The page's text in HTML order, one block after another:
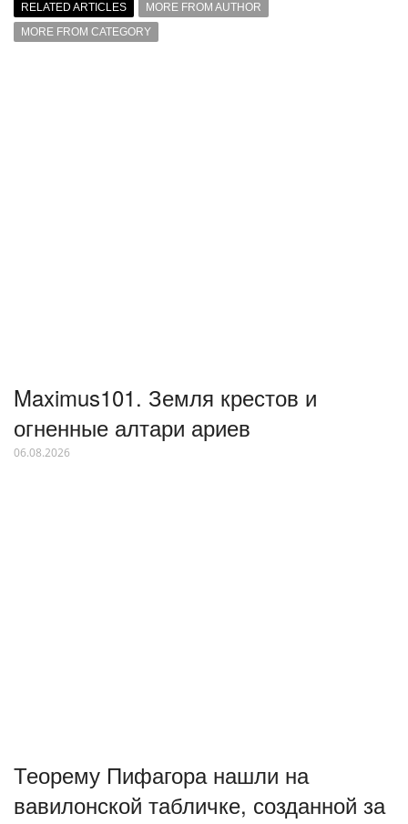
RELATED ARTICLES
MORE FROM AUTHOR
MORE FROM CATEGORY
Maximus101. Земля крестов и
огненные алтари ариев
06.08.2026
Теорему Пифагора нашли на
вавилонской табличке, созданной за